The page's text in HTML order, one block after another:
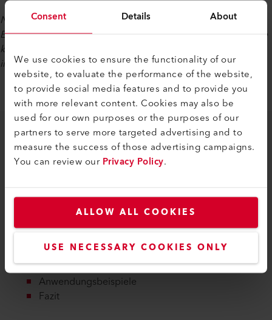
Consent Details About
We use cookies to ensure the functionality of our
website, to evaluate the performance of the website,
to provide social media features and to provide you
with more relevant content. Cookies may also be
used for our own purposes or the purposes of our
partners to serve more targeted advertising and to
measure the success of those advertising campaigns.
You can review ourPrivacy Policy.
ALLOW ALL COOKIES
USE NECESSARY COOKIES ONLY
Nach Absenden des Formulars erhalten Sie den Link auf die
Expertise per E-Mail. Ein Experte aus unserem Team kann Sie
kontaktieren, um Ihre Fragen zu beantworten oder
individuelle Anliegen zu besprechen.
INHALTE DER EXPERTISE
Management Summary
Technische Grundlagen der Heissluft-
Rezirkulation (Recycling)
Beschreibung der Hauptkomponenten
Technische Ausführungen verschiedener
Anlagentypen
Anwendungsbeispiele
Fazit